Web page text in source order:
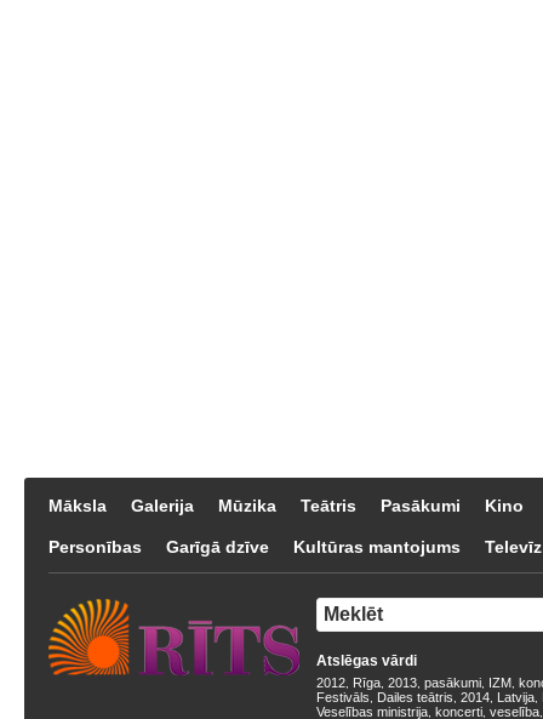
Māksla Galerija Mūzika Teātris Pasākumi Kino
Personības Garīgā dzīve Kultūras mantojums
Atslēgas vārdi
2012 Rīga 2013 pasākumi IZM
Festivāls
Dailes teātris 2014 Latvija
Veselības ministrija koncerti veselība